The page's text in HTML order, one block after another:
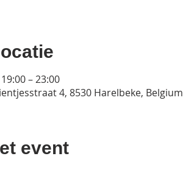
– 23:00
4, 8530 Harelbeke, Belgium
event